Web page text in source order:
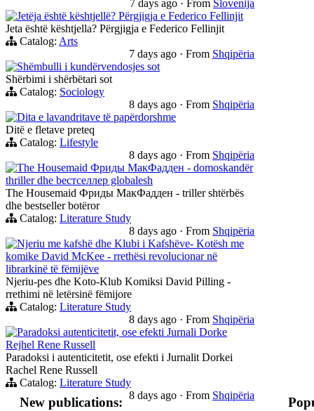
7 days ago · From Slovenija
Jetëja është kështjellë? Përgjigja e Federico Fellinjit
Jeta është kështjella? Përgjigja e Federico Fellinjit
Catalog: Arts
7 days ago · From Shqipëria
Shëmbulli i kundërvendosjes sot
Shërbimi i shërbëtari sot
Catalog: Sociology
8 days ago · From Shqipëria
Dita e lavandritave të papërdorshme
Ditë e fletave preteq
Catalog: Lifestyle
8 days ago · From Shqipëria
The Housemaid Фриды МакФадден - domoskandër
thriller dhe bестселлер globalesh
The Housemaid Фриды МакФадден - triller shtërbës
dhe bestseller botëror
Catalog: Literature Study
8 days ago · From Shqipëria
Njeriu me kafshë dhe Klubi i Kafshëve- Kotësh me
komike David McKee - rrethësi revolucionar në
librarkinë të fëmijëve
Njeriu-pes dhe Koto-Klub Komiksi David Pilling -
rrethimi në letërsinë fëmijore
Catalog: Literature Study
8 days ago · From Shqipëria
Paradoksi autenticitetit, ose efekti Jurnali Dorke
Rejhel Rene Russell
Paradoksi i autenticitetit, ose efekti i Jurnalit Dorkei
Rachel Rene Russell
Catalog: Literature Study
8 days ago · From Shqipëria
New publications: